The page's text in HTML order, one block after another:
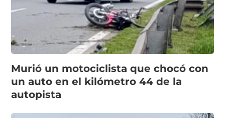
Murió un motociclista que chocó con
un auto en el kilómetro 44 de la
autopista